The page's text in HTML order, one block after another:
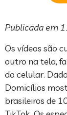
Publicada em
Os vídeos são
outro na tela,
do celular.
Domicílios
brasileiros de